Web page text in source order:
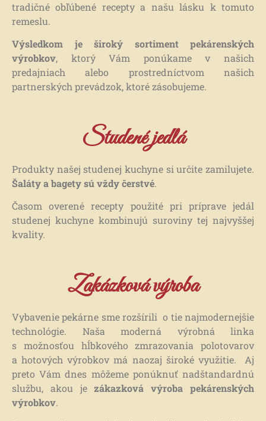
Ručná remeselná
pekárenská výroba
TRADÍCIOU
PEČIEME PRE VÁS UŽ OD
ROKU 1992
Ručná remeselná
pekárenská výroba
POCTIVÝ PRÍSTUP A
SÚ PRE NÁS PRVORADÉ
Ručná remeselná
pekárenská výroba
PEČIEME PRE VÁS LEN Z
PRÍRODNÝCH SUROVÍN
Ručná remeselná
pekárenská výroba
TRADÍCIOU
PEČIEME PRE VÁS UŽ OD
ROKU 1992
Ručná remeselná
pekárenská výroba
POCTIVÝ PRÍSTUP A
SÚ PRE NÁS PRVORADÉ
Ručná remeselná
pekárenská výroba
PEČIEME PRE VÁS LEN Z
PRÍRODNÝCH SUROVÍN
Ručná remeselná
pekárenská výroba
TRADÍCIOU
PEČIEME PRE VÁS UŽ OD
ROKU 1992
Ručná remeselná
pekárenská výroba
POCTIVÝ PRÍSTUP A
SÚ PRE NÁS PRVORADÉ
Ručná remeselná
pekárenská výroba
PEČIEME PRE VÁS LEN Z
PRÍRODNÝCH SUROVÍN
tradičné obľúbené recepty a našu lásku k tomuto
remeslu.
Výsledkom je široký sortiment pekárenských
výrobkov, ktorý Vám ponúkame v našich
predajniach alebo prostredníctvom našich
partnerských prevádzok, ktoré zásobujeme.
Studené jedlá
Produkty našej studenej kuchyne si určite zamilujete.
Šaláty a bagety sú vždy čerstvé.
Časom overené recepty použité pri príprave jedál
studenej kuchyne kombinujú suroviny tej najvyššej
kvality.
Zakázková výroba
Vybavenie pekárne sme rozšírili o tie najmodernejšie
technológie. Naša moderná výrobná linka
s možnosťou hĺbkového zmrazovania polotovarov
a hotových výrobkov má naozaj široké využitie. Aj
preto Vám dnes môžeme ponúknuť nadštandardnú
službu, akou je zákazková výroba pekárenských
výrobkov.